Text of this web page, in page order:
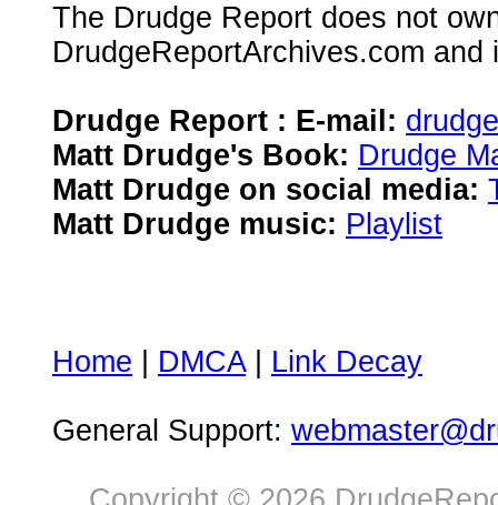
The Drudge Report does not
DrudgeReportArchives.com
Drudge Report : E-mail:
Matt Drudge's Book: Drudge
Matt Drudge on social media:
Matt Drudge music: Playlist
Home DMCA| Link Decay
General Support: